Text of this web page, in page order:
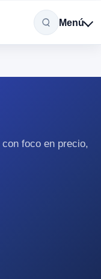
Menú
foco en precio,